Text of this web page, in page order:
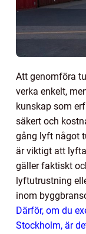
Att genomföra
verka enkelt,
kunskap som
säkert och
gång lyft något
är viktigt att
gäller faktiskt
lyftutrustning
inom
Därför, om du
Stockholm, är